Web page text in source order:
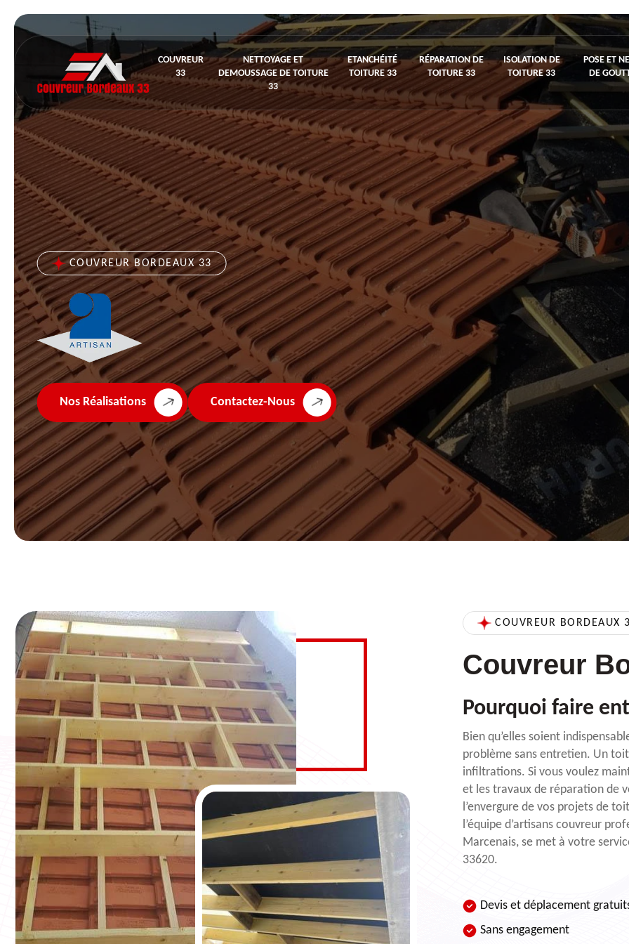
COUVREUR
33
NETTOYAGE ET
DEMOUSSAGE DE TOITURE
33
ETANCHÉITÉ
TOITURE 33
RÉPARATION DE
TOITURE 33
ISOLATION DE
TOITURE 33
POSE ET
DE
COUVREUR BORDEAUX 33
Nos Réalisations Contactez-Nous
COUVREUR BORDEAUX
Couvreur
Pourquoi faire
Bien qu’elles soient
problème sans entretien. Un
infiltrations. Si vous voulez
et les travaux de réparation de
l’envergure de vos projets de
l’équipe d’artisans couvreur
Marcenais, se met à votre
33620.
Devis et déplacement
Sans engagement